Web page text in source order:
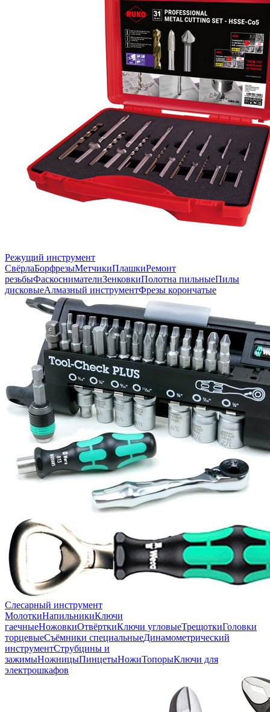
Режущий инструмент
СвёрлаБорфрезыМетчикиПлашкиРемонт
резьбыФаскоснимателиЗенковкиПолотна пильныеПилы
дисковыеАлмазный инструментФрезы корончатые
Слесарный инструмент
МолоткиНапильникиКлючи
гаечныеНожовкиОтвёрткиКлючи угловыеТрещоткиГоловки
торцевыеСъёмники специальныеДинамометрический
инструментСтрубцины и
зажимыНожницыПинцетыНожиТопорыКлючи для
электрошкафов